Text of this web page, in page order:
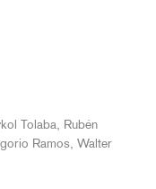
Tolaba, Rubén
Ramos, Walter